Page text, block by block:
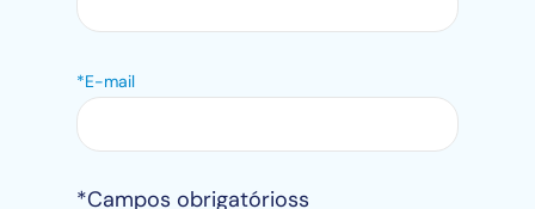
*E-mail
*Campos obrigatórioss